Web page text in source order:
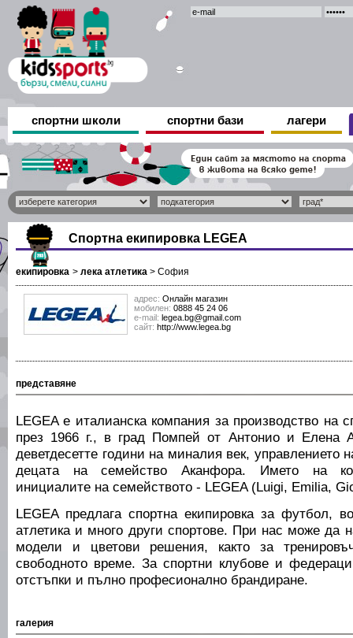
спортни школи спортни бази лагери
Спортна екипировка LEGEA
екипировка > лека атлетика > София
адрес: Онлайн магазин
мобилен: 0888 45 24 06
е-mail: legea.bg@gmail.com
сайт: http://www.legea.bg
представяне
LEGEA е италианска компания за производство на
през 1966 г., в град Помпей от Антонио и Елена
деветдесетте години на миналия век, управлението
децата на семейство Аканфора. Името на
инициалите на семейството - LEGEA (Luigi, Emilia,
LEGEA предлага спортна екипировка за футбол,
атлетика и много други спортове. При нас може да
модели и цветови решения, както за
свободното време. За спортни клубове и
отстъпки и пълно професионално брандиране.
галерия